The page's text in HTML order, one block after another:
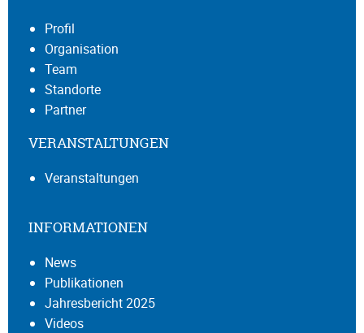
Profil
Organisation
Team
Standorte
Partner
VERANSTALTUNGEN
Veranstaltungen
INFORMATIONEN
News
Publikationen
Jahresbericht 2025
Videos